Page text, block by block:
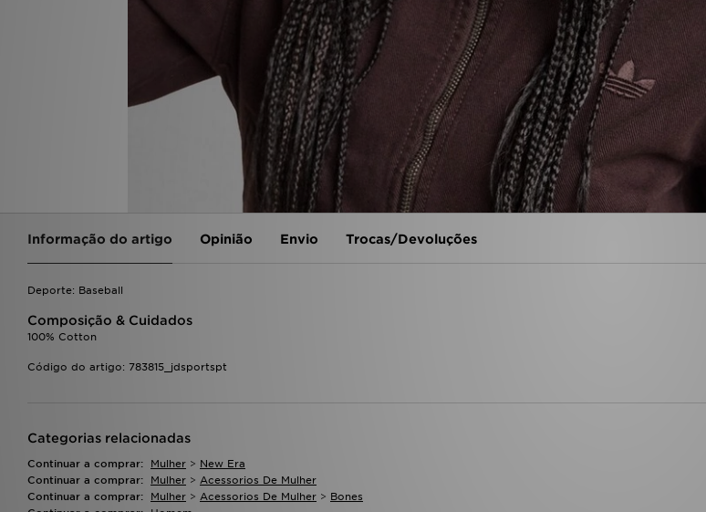
Informação do artigo Opinião Envio Trocas/Devoluções
Deporte: Baseball
Composição & Cuidados
100% Cotton
Código do artigo: 783815_jdsportspt
Categorias relacionadas
Continuar a comprar: Mulher > New Era
Continuar a comprar:
Mulher > Acessorios De Mulher
Continuar a comprar:
Mulher > Acessorios De Mulher > Bones